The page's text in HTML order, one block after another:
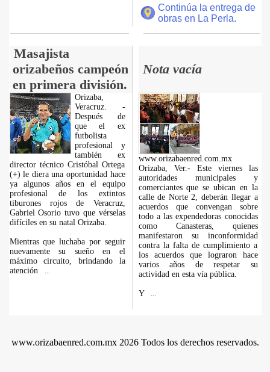
Continúa la entrega de
obras en La Perla.
Masajista
orizabeños campeón
en primera división.
Nota vacía
Orizaba,
Veracruz. -
Después de
que el ex
futbolista
profesional y
también ex
director técnico Cristóbal Ortega
(+) le diera una oportunidad hace
ya algunos años en el equipo
profesional de los extintos
tiburones rojos de Veracruz,
Gabriel Osorio tuvo que vérselas
difíciles en su natal Orizaba.
Mientras que luchaba por seguir
nuevamente su sueño en el
máximo circuito, brindando la
atención
www.orizabaenred.com.mx
Orizaba, Ver.- Este viernes las
autoridades municipales y
comerciantes que se ubican en la
calle de Norte 2, deberán llegar a
acuerdos que convengan sobre
todo a las expendedoras conocidas
como Canasteras, quienes
manifestaron su inconformidad
contra la falta de cumplimiento a
los acuerdos que lograron hace
varios años de respetar su
actividad en esta vía pública.
Y
www.orizabaenred.com.mx 2026 Todos los derechos reservados.